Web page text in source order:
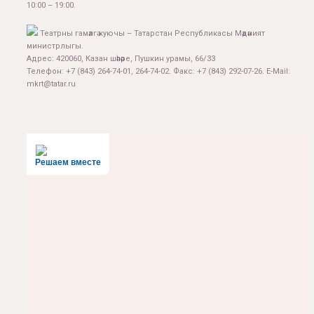
10:00 – 19:00.
Театрны гамәлгә куючы – Татарстан Республикасы Мәдәният
министрлыгы.
Адрес: 420060, Казан шәһәре, Пушкин урамы, 66/33
Телефон: +7 (843) 264-74-01, 264-74-02. Факс: +7 (843) 292-07-26. E-Mail:
mkrt@tatar.ru
Решаем вместе